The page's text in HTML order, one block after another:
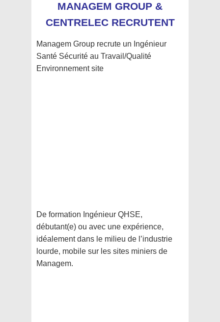
MANAGEM GROUP &
CENTRELEC RECRUTENT
Managem Group recrute un Ingénieur
Santé Sécurité au Travail/Qualité
Environnement site
De formation Ingénieur QHSE,
débutant(e) ou avec une expérience,
idéalement dans le milieu de l’industrie
lourde, mobile sur les sites miniers de
Managem.